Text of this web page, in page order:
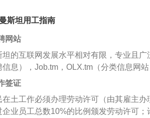
斯坦用工指南
网站
坦的互联网发展水平相对有限，专业且
信息），Job.tm，OLX.tm（分类信息网站
签证
在土工作必须办理劳动许可（由其雇主
企业员工总数10%的比例颁发劳动许可